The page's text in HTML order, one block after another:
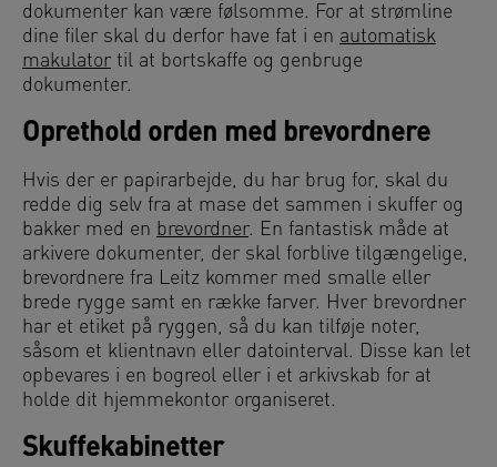
dokumenter kan være følsomme. For at strømline
dine filer skal du derfor have fat i en automatisk
makulator til at bortskaffe og genbruge
dokumenter.
Oprethold orden med brevordnere
Hvis der er papirarbejde, du har brug for, skal du
redde dig selv fra at mase det sammen i skuffer og
bakker med en brevordner. En fantastisk måde at
arkivere dokumenter, der skal forblive tilgængelige,
brevordnere fra Leitz kommer med smalle eller
brede rygge samt en række farver. Hver brevordner
har et etiket på ryggen, så du kan tilføje noter,
såsom et klientnavn eller datointerval. Disse kan let
opbevares i en bogreol eller i et arkivskab for at
holde dit hjemmekontor organiseret.
Skuffekabinetter